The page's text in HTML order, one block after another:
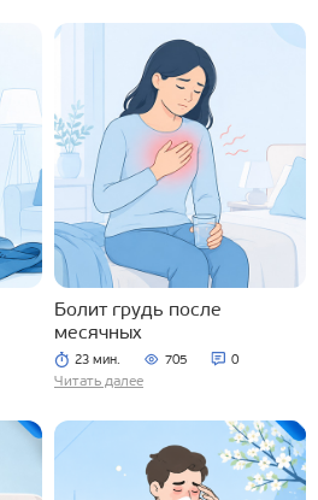
Болит грудь после
месячных
23 мин. 705 0
Читать далее